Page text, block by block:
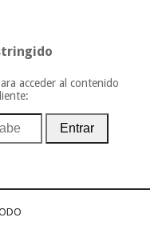
acceder al contenido
Entrar